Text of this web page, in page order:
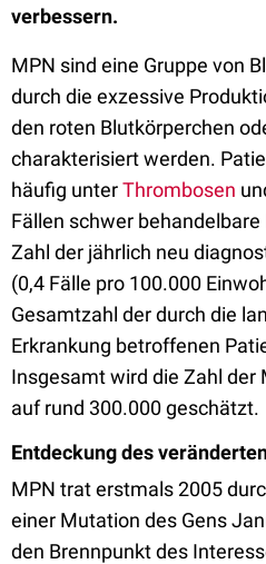
verbessern.
MPN sind eine Gruppe von
durch die exzessive
den roten Blutkörperchen
charakterisiert werden.
häufig unterThrombosen
Fällen schwer behandelbare
Zahl der jährlich neu
(0,4 Fälle pro 100.000
Gesamtzahl der durch die
Erkrankung betroffenen
Insgesamt wird die Zahl der
auf rund 300.000 geschätzt.
Entdeckung des
MPN trat erstmals 2005
einer Mutation des Gens
den Brennpunkt des